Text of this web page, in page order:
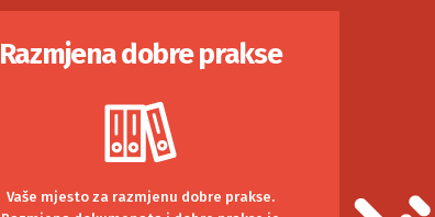
Razmjena dobre prakse
Vaše mjesto za razmjenu dobre prakse.